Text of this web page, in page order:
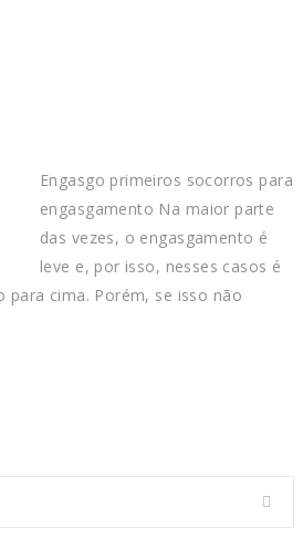
Engasgo primeiros socorros para
engasgamento Na maior parte
das vezes, o engasgamento é
leve e, por isso, nesses casos é
cima. Porém, se isso não